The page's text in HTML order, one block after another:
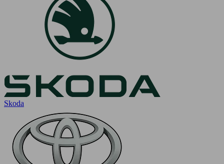
Skoda